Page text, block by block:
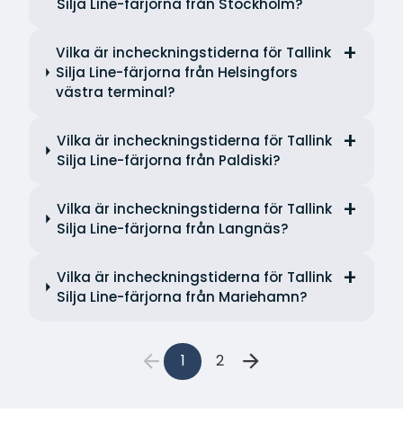
Vilka är incheckningstiderna för Tallink
Silja Line-färjorna från Helsingfors
västra terminal?
Vilka är incheckningstiderna för Tallink
Silja Line-färjorna från Paldiski?
Vilka är incheckningstiderna för Tallink
Silja Line-färjorna från Langnäs?
Vilka är incheckningstiderna för Tallink
Silja Line-färjorna från Mariehamn?
1 2